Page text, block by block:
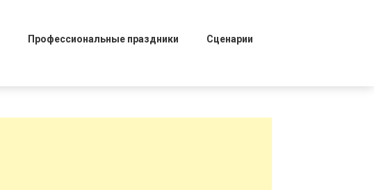
Профессиональные праздники Сценарии